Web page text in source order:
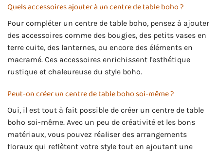
Quels accessoires ajouter à un centre de table boho ?
Pour compléter un centre de table boho, pensez à ajouter
des accessoires comme des bougies, des petits vases en
terre cuite, des lanternes, ou encore des éléments en
macramé. Ces accessoires enrichissent l'esthétique
rustique et chaleureuse du style boho.
Peut-on créer un centre de table boho soi-même ?
Oui, il est tout à fait possible de créer un centre de table
boho soi-même. Avec un peu de créativité et les bons
matériaux, vous pouvez réaliser des arrangements
floraux qui reflètent votre style tout en ajoutant une